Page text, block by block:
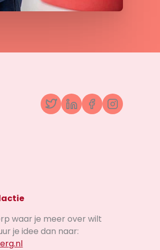
TwitterLinkedInFacebook
waar je meer over wilt
je idee dan naar: